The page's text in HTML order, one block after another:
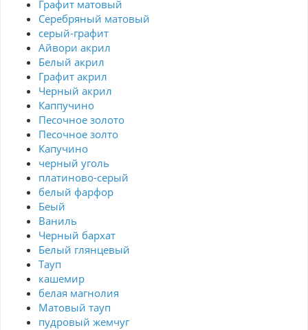
Графит матовый
Серебряный матовый
серый-графит
Айвори акрил
Белый акрил
Графит акрил
Черный акрил
Каппучино
Песочное золото
Песочное золто
Капучино
черный уголь
платиново-серый
белый фарфор
Беый
Ваниль
Черный бархат
Белый глянцевый
Тауп
кашемир
белая магнолия
Матовый тауп
пудровый жемчуг